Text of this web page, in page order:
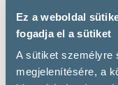
Ez a weboldal
fogadja el a sütiket
A sütiket személyre
megjelenítésére, a
Tokaji Aszú Tokaji
Fehérbor
Furmint Hárslevelű
Zengő Zéta